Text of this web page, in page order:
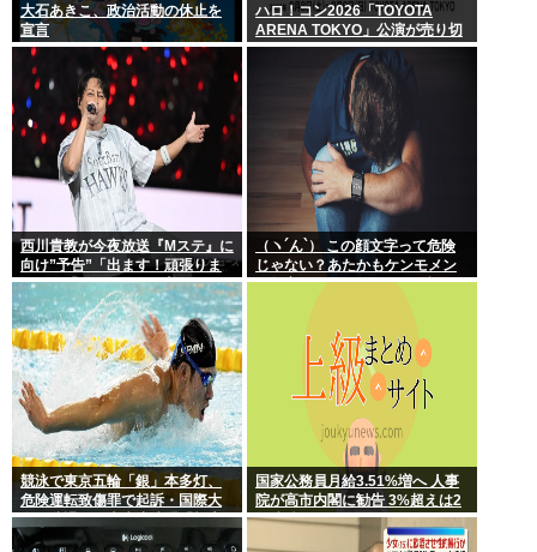
大石あきこ、政治活動の休止を
宣言
ハロ！コン2026「TOYOTA
ARENA TOKYO」公演が売り切
れない
西川貴教が今夜放送『Mステ』に
向け”予告”「出ます！頑張りま
す！」「恐らくアレも着ま
す！」期待膨らむ
（ヽ´ん`） この顔文字って危険
じゃない？あたかもケンモメン
が無害で優しい一般人だと誤解
競泳で東京五輪「銀」本多灯、
危険運転致傷罪で起訴・国際大
会を辞退…日本水泳連盟「報告
が遅れお詫び」
国家公務員月給3.51%増へ 人事
院が高市内閣に勧告 3%超えは2
年連続